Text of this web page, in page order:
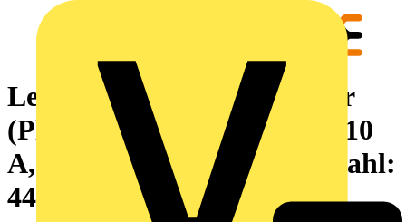
Leiterplattensteckverbinder
(Platinenanschluss), 125 V, 10
A, Raster in mm: 3.50, Polzahl:
44, THT-Lötanschluss, Box